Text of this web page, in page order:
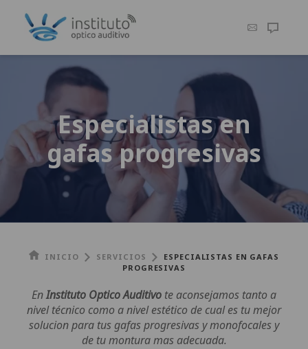
Especialistas en
gafas progresivas
INICIO SERVICIOS
ESPECIALISTAS EN GAFAS
PROGRESIVAS
EnInstituto Optico Auditivo te aconsejamos tanto a
nivel técnico como a nivel estético de cual es tu mejor
solucion para tus gafas progresivas y monofocales y
de tu montura mas adecuada.